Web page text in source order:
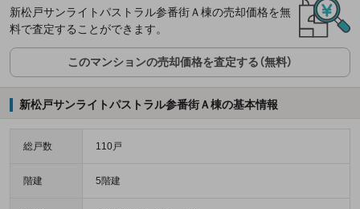
新松戸サンライトパストラル参番街Ａ棟の売却価格を無
料で査定することができます。
このマンションの売却価格を査定する（無料）
新松戸サンライトパストラル参番街Ａ棟の基本情報
総戸数 110戸
階建 5階建